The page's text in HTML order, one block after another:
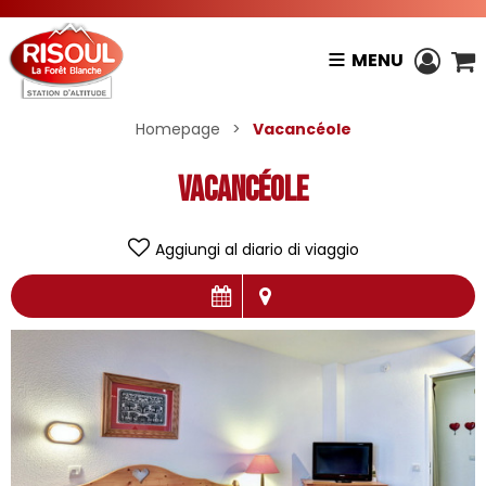
MENU
Homepage > Vacancéole
Vacancéole
Aggiungi al diario di viaggio